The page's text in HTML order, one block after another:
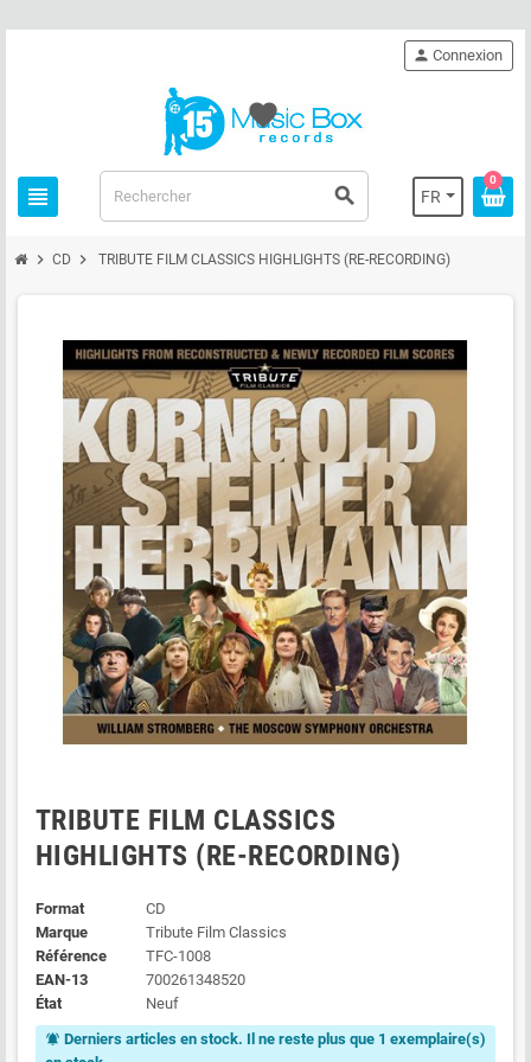
view_headline search FR
person Connexion
0
favorite
chevron_right CD chevron_right TRIBUTE FILM CLASSICS HIGHLIGHTS (RE-RECORDING)
TRIBUTE FILM CLASSICS
HIGHLIGHTS (RE-RECORDING)
Format
CD
Marque
Tribute Film Classics
Référence
TFC-1008
EAN-13
700261348520
État
Neuf
notifications_active Derniers articles en stock. Il ne reste plus que 1 exemplaire(s)